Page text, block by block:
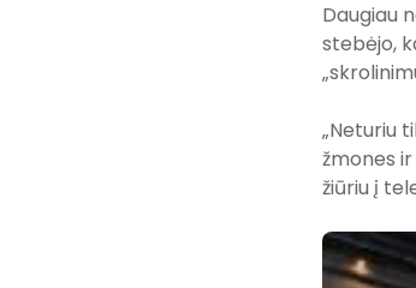
Daugiau
stebėjo,
„Neturiu
žmones
žiūriu į